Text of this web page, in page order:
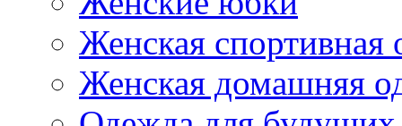
Женская спортивная
Женская домашняя